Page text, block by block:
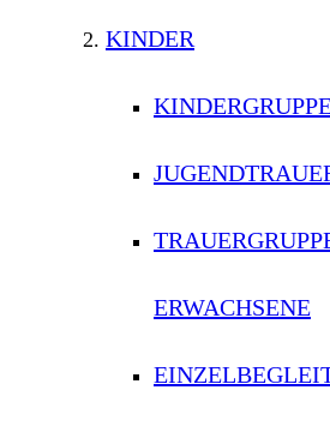
KINDER
ERWACHSENE